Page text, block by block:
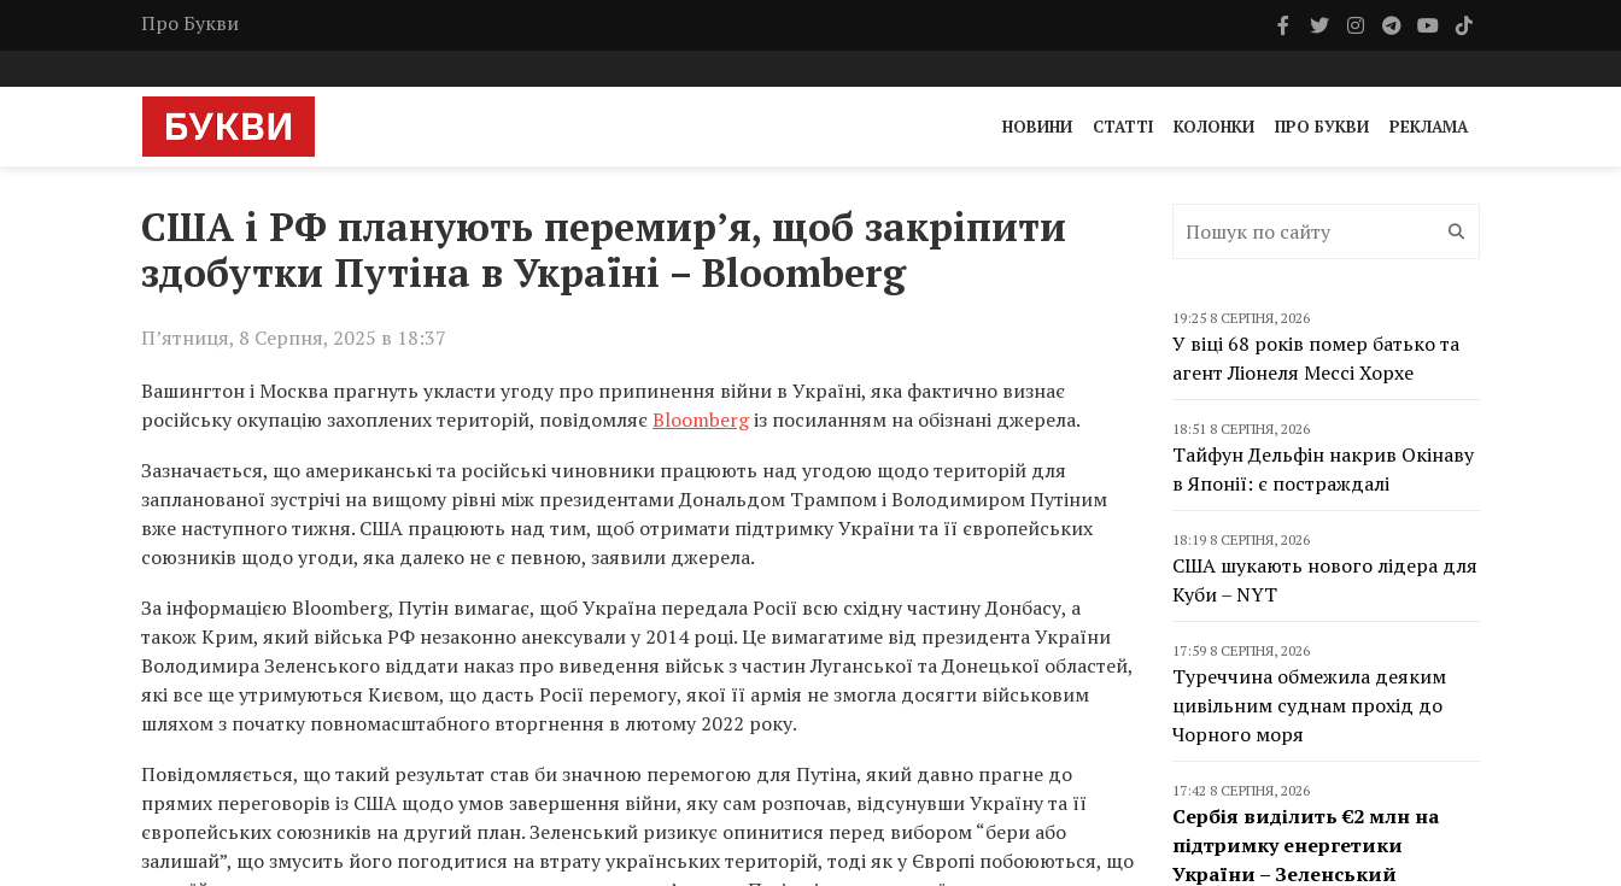
Про Букви
НОВИНИ СТАТТІ КОЛОНКИ ПРО БУКВИ РЕКЛАМА
США і РФ планують перемир’я, щоб закріпити
здобутки Путіна в Україні – Bloomberg
П’ятниця, 8 Серпня, 2025 в 18:37
Вашингтон і Москва прагнуть укласти угоду про припинення війни в Україні, яка фактично визнає
російську окупацію захоплених територій, повідомляєBloombergіз посиланням на обізнані джерела.
Зазначається, що американські та російські чиновники працюють над угодою щодо територій для
запланованої зустрічі на вищому рівні між президентами Дональдом Трампом і Володимиром Путіним
вже наступного тижня. США працюють над тим, щоб отримати підтримку України та її європейських
союзників щодо угоди, яка далеко не є певною, заявили джерела.
За інформацією Bloomberg, Путін вимагає, щоб Україна передала Росії всю східну частину Донбасу, а
також Крим, який війська РФ незаконно анексували у 2014 році. Це вимагатиме від президента України
Володимира Зеленського віддати наказ про виведення військ з частин Луганської та Донецької областей,
які все ще утримуються Києвом, що дасть Росії перемогу, якої її армія не змогла досягти військовим
шляхом з початку повномасштабного вторгнення в лютому 2022 року.
Повідомляється, що такий результат став би значною перемогою для Путіна, який давно прагне до
прямих переговорів із США щодо умов завершення війни, яку сам розпочав, відсунувши Україну та її
європейських союзників на другий план. Зеленський ризикує опинитися перед вибором “бери або
залишай”, що змусить його погодитися на втрату українських територій, тоді як у Європі побоюються, що
19:25 8 СЕРПНЯ, 2026
У віці 68 років помер батько та
агент Ліонеля Мессі Хорхе
18:51 8 СЕРПНЯ, 2026
Тайфун Дельфін накрив Окінаву
в Японії: є постраждалі
18:19 8 СЕРПНЯ, 2026
США шукають нового лідера для
Куби – NYT
17:59 8 СЕРПНЯ, 2026
Туреччина обмежила деяким
цивільним суднам прохід до
Чорного моря
17:42 8 СЕРПНЯ, 2026
Сербія виділить €2 млн на
підтримку енергетики
України – Зеленський